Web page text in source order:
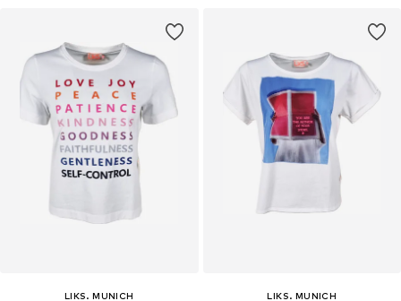
LIKS. MUNICH LIKS. MUNICH